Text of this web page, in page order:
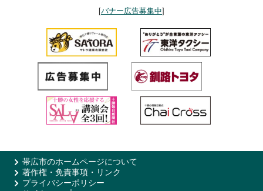
[バナー広告募集中]
帯広市のホームページについて
著作権・免責事項・リンク
プライバシーポリシー